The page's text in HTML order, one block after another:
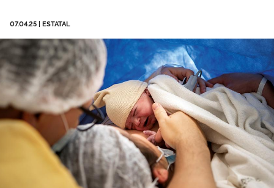
Publicaciones
Vídeos
07.04.25 ESTATAL